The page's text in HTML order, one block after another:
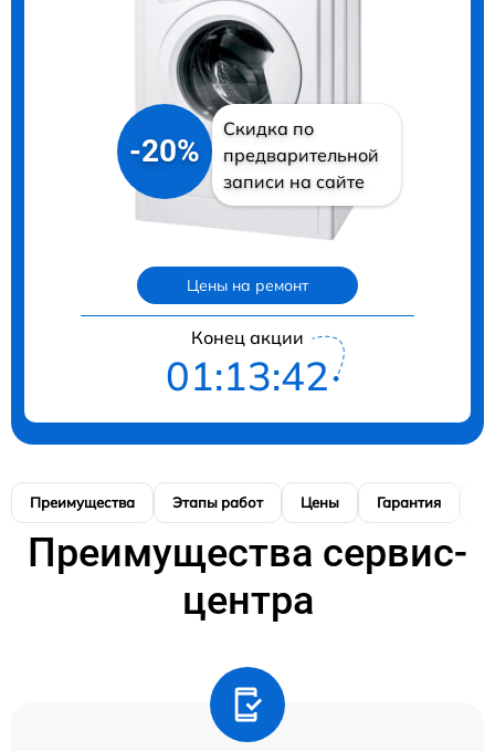
-20%
Скидка по
предварительной
записи на сайте
Цены на ремонт
Конец акции
01:13:41
Преимущества Этапы работ Цены Гарантия
Преимущества сервис-
центра